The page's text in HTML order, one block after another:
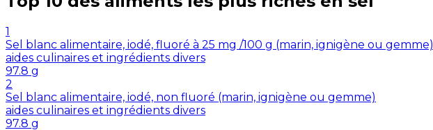
1
Sel blanc alimentaire, iodé, fluoré à 25 mg /100 g (marin, ignigène ou gemme)
aides culinaires et ingrédients divers
97.8 g
2
Sel blanc alimentaire, iodé, non fluoré (marin, ignigène ou gemme)
aides culinaires et ingrédients divers
97.8 g